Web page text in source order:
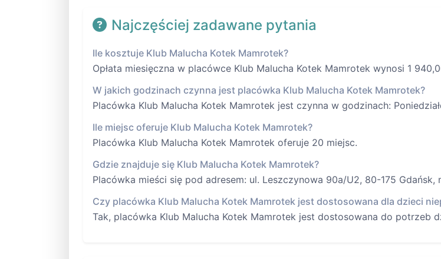
Najczęściej zadawane pytania
Ile kosztuje Klub Malucha Kotek Mamrotek?
Opłata miesięczna w placówce Klub Malucha Kotek Mamrotek wynosi 1
W jakich godzinach czynna jest placówka Klub Malucha Kotek Mamrotek?
Placówka Klub Malucha Kotek Mamrotek jest czynna w godzinach:
Ile miejsc oferuje Klub Malucha Kotek Mamrotek?
Placówka Klub Malucha Kotek Mamrotek oferuje 20 miejsc.
Gdzie znajduje się Klub Malucha Kotek Mamrotek?
Placówka mieści się pod adresem: ul. Leszczynowa 90a/U2, 80-175 Gdańsk,
Czy placówka Klub Malucha Kotek Mamrotek jest dostosowana dla dzieci
Tak, placówka Klub Malucha Kotek Mamrotek jest dostosowana do potrzeb